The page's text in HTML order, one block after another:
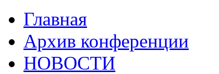
Главная
Архив конференции
НОВОСТИ